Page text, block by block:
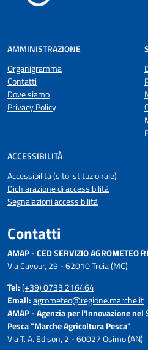
AMMINISTRAZIONE
Organigramma
Contatti
Dove siamo
Privacy Policy
ACCESSIBILITÀ
Accessibilità (sito istituzionale)
Dichiarazione di accessibilità
Segnalazioni accessibilità
Contatti
AMAP - CED SERVIZIO AGROMETEO
Via Cavour, 29 - 62010 Treia (MC)
Tel:(+39) 0733 216464
Email:agrometeo@regione.marche.it
AMAP - Agenzia per l'Innovazione
Pesca "Marche Agricoltura Pesca"
Via T. A. Edison, 2 - 60027 Osimo (AN)